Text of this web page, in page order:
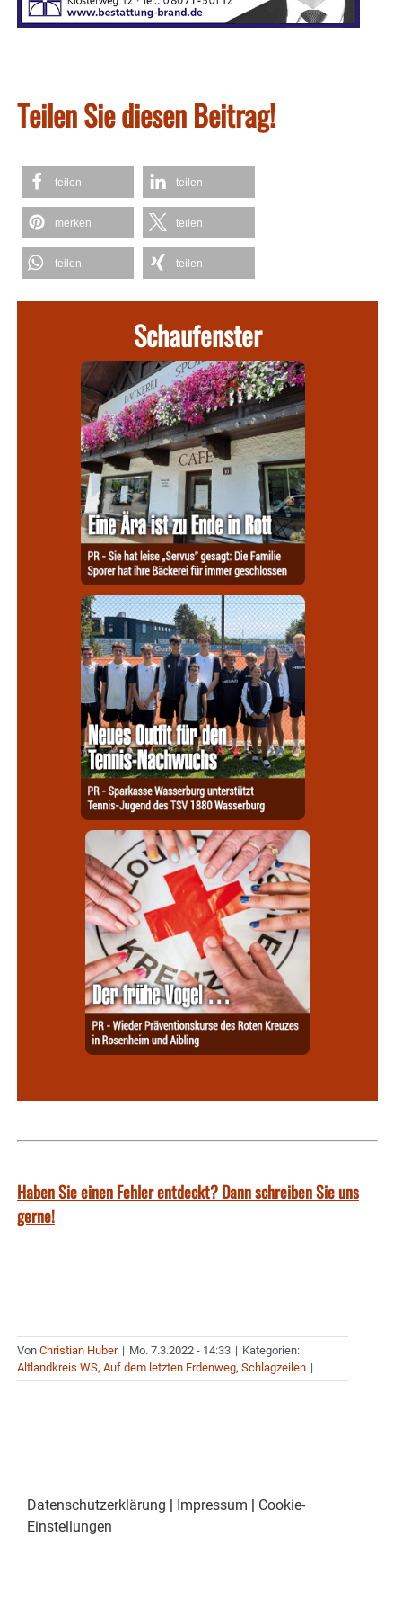
Teilen Sie diesen Beitrag!
teilen teilen
merken teilen
teilen teilen
Schaufenster
Haben Sie einen Fehler entdeckt? Dann schreiben Sie uns
gerne!
Von Christian Huber | Mo. 7.3.2022 - 14:33 | Kategorien:
Altlandkreis WS, Auf dem letzten Erdenweg, Schlagzeilen |
Datenschutzerklärung | Impressum | Cookie-
Einstellungen